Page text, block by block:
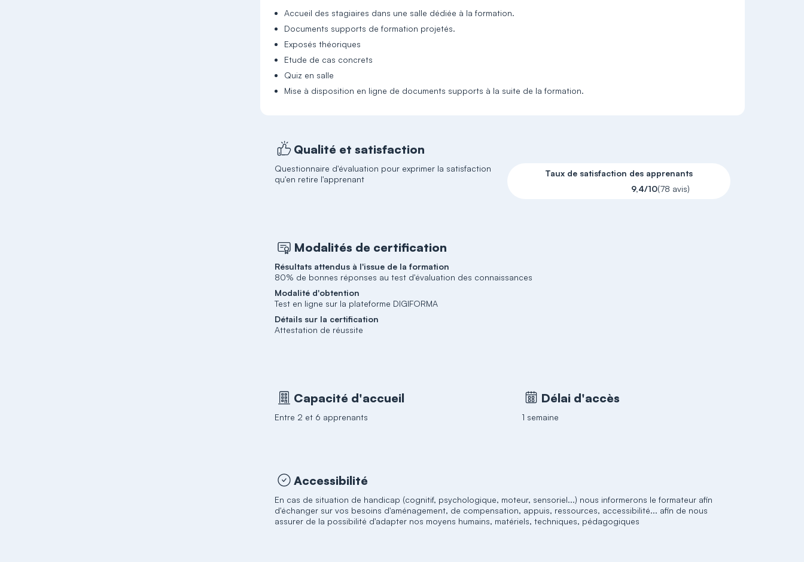
Accueil des stagiaires dans une salle dédiée à la formation.
Documents supports de formation projetés.
Exposés théoriques
Etude de cas concrets
Quiz en salle
Mise à disposition en ligne de documents supports à la suite de la formation.
Qualité et satisfaction
Questionnaire d'évaluation pour exprimer la satisfaction
qu'en retire l'apprenant
Taux de satisfaction des apprenants
9,4/10(78 avis)
Modalités de certification
Résultats attendus à l'issue de la formation
80% de bonnes réponses au test d'évaluation des connaissances
Modalité d'obtention
Test en ligne sur la plateforme DIGIFORMA
Détails sur la certification
Attestation de réussite
Capacité d'accueil
Entre 2 et 6 apprenants
Délai d'accès
1 semaine
Accessibilité
En cas de situation de handicap (cognitif, psychologique, moteur, sensoriel...) nous informerons le formateur afin
d'échanger sur vos besoins d'aménagement, de compensation, appuis, ressources, accessibilité... afin de nous
assurer de la possibilité d'adapter nos moyens humains, matériels, techniques, pédagogiques